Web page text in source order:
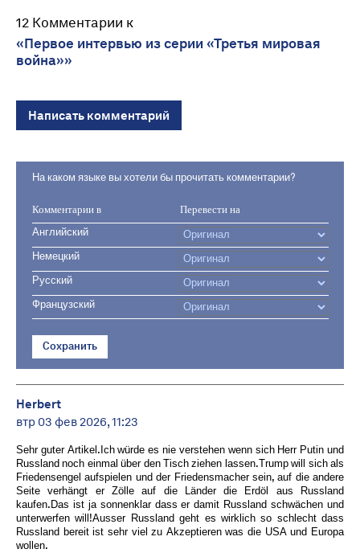
12 Комментарии к
«Первое интервью из серии «Третья мировая
война»»
Написать комментарий
На каком языке вы хотели бы прочитать комментарии?
Комментарии в Перевести на
Английский
Немецкий
Русский
Французский
Сохранить
Herbert
втр 03 фев 2026, 11:23
Sehr guter Artikel.Ich würde es nie verstehen wenn sich Herr Putin und
Russland noch einmal über den Tisch ziehen lassen.Trump will sich als
Friedensengel aufspielen und der Friedensmacher sein, auf die andere
Seite verhängt er Zölle auf die Länder die Erdöl aus Russland
kaufen.Das ist ja sonnenklar dass er damit Russland schwächen und
unterwerfen will!Ausser Russland geht es wirklich so schlecht dass
Russland bereit ist sehr viel zu Akzeptieren was die USA und Europa
wollen.